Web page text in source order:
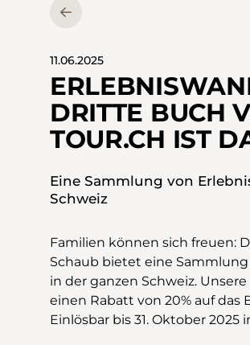
11.06.2025
DRITTE BUCH
TOUR.CH IST
Eine Sammlung von
Schweiz
Familien können sich freuen:
Schaub bietet eine
in der ganzen Schweiz.
einen Rabatt von 20% auf das
Einlösbar bis 31. Oktober 2025